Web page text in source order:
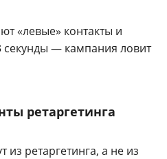
«левые» контакты и
секунды — кампания ловит
ретаргетинга
из ретаргетинга, а не из